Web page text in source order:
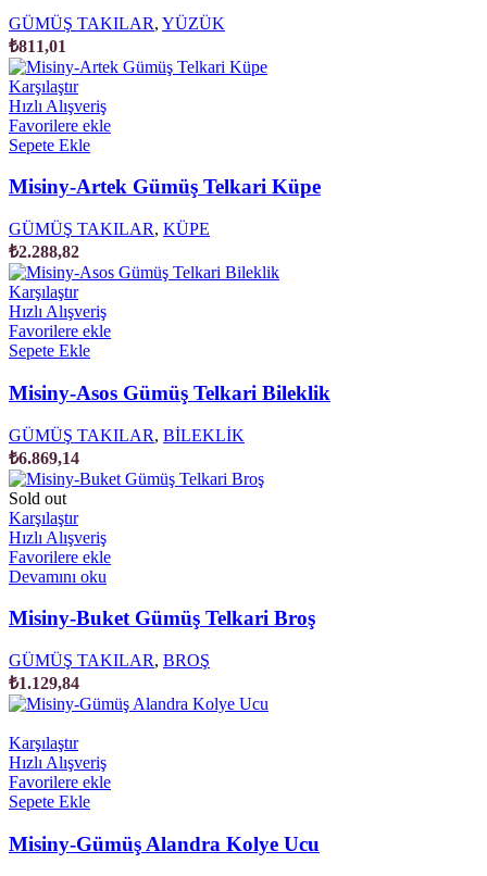
GÜMÜŞ TAKILAR, YÜZÜK
₺811,01
Karşılaştır
Hızlı Alışveriş
Favorilere ekle
Sepete Ekle
Misiny-Artek Gümüş Telkari Küpe
GÜMÜŞ TAKILAR, KÜPE
₺2.288,82
Karşılaştır
Hızlı Alışveriş
Favorilere ekle
Sepete Ekle
Misiny-Asos Gümüş Telkari Bileklik
GÜMÜŞ TAKILAR, BİLEKLİK
₺6.869,14
Sold out
Karşılaştır
Hızlı Alışveriş
Favorilere ekle
Devamını oku
Misiny-Buket Gümüş Telkari Broş
GÜMÜŞ TAKILAR, BROŞ
₺1.129,84
Karşılaştır
Hızlı Alışveriş
Favorilere ekle
Sepete Ekle
Misiny-Gümüş Alandra Kolye Ucu